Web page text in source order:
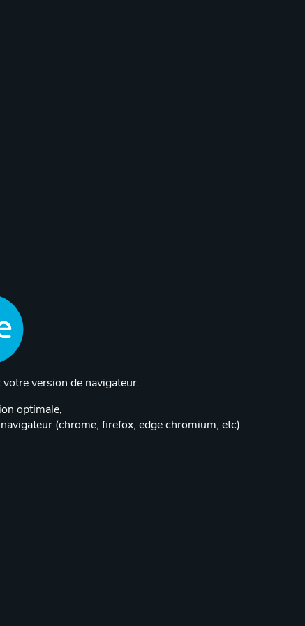
version de navigateur.
optimale,
(chrome, firefox, edge chromium, etc).